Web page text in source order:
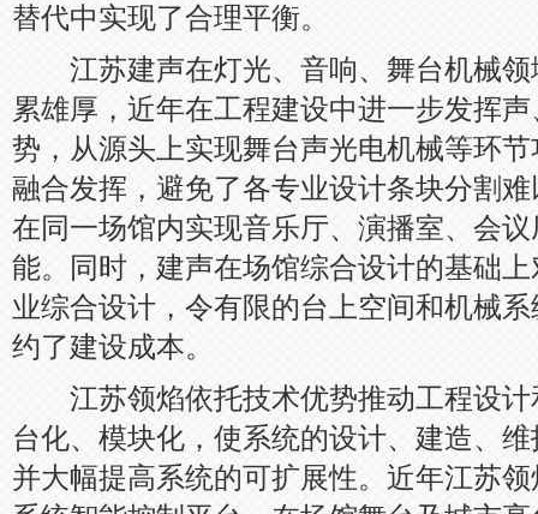
替代中实现了合理平衡。
江苏建声在灯光、音响、舞台机械领
累雄厚，近年在工程建设中进一步发挥
势，从源头上实现舞台声光电机械等环
融合发挥，避免了各专业设计条块分割
在同一场馆内实现音乐厅、演播室、会
能。同时，建声在场馆综合设计的基础
业综合设计，令有限的台上空间和机械
约了建设成本。
江苏领焰依托技术优势推动工程设计
台化、模块化，使系统的设计、建造、
并大幅提高系统的可扩展性。近年江苏